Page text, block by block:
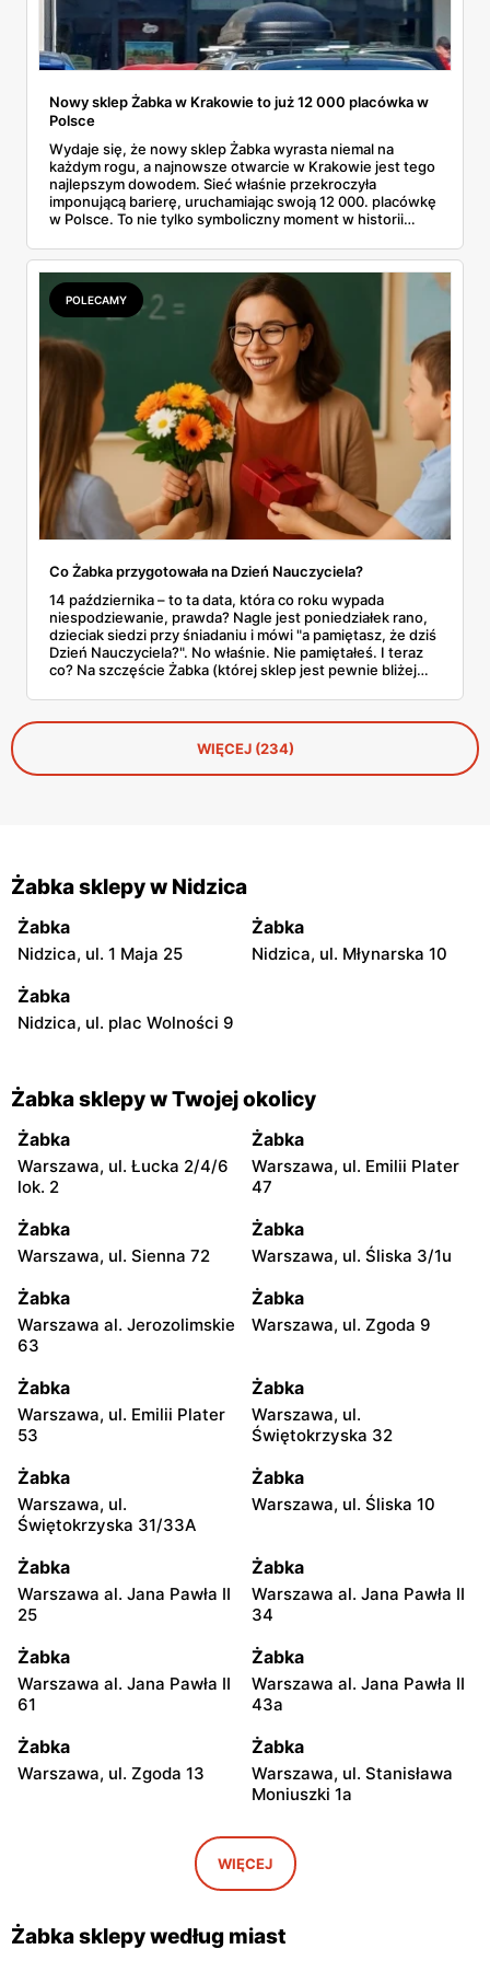
Nowy sklep Żabka w Krakowie to już 12 000 placówka w
Polsce
Wydaje się, że nowy sklep Żabka wyrasta niemal na
każdym rogu, a najnowsze otwarcie w Krakowie jest tego
najlepszym dowodem. Sieć właśnie przekroczyła
imponującą barierę, uruchamiając swoją 12 000. placówkę
w Polsce. To nie tylko symboliczny moment w historii
franczyzobiorców – Żabka przyspiesza i planuje otwierać
ponad tysiąc sklepów rocznie. Co to oznacza w praktyce
dla nas wszystkich?
POLECAMY
Co Żabka przygotowała na Dzień Nauczyciela?
14 października – to ta data, która co roku wypada
niespodziewanie, prawda? Nagle jest poniedziałek rano,
dzieciak siedzi przy śniadaniu i mówi "a pamiętasz, że dziś
Dzień Nauczyciela?". No właśnie. Nie pamiętałeś. I teraz
co? Na szczęście Żabka (której sklep jest pewnie bliżej
ofertę na tę okazję. Od Kit Kata za 7,50 zł po Ferrero za 33
złote. Sprawdzamy, co warto rzucić do koszyka, zanim
dotrze do ciebie, że znowu zapomniałeś o ważnym dniu.
WIĘCEJ (234)
Żabka sklepy w Nidzica
Żabka
Nidzica, ul. 1 Maja 25
Żabka
Nidzica, ul. Młynarska 10
Żabka
Nidzica, ul. plac Wolności 9
Żabka sklepy w Twojej okolicy
Żabka
Warszawa, ul. Łucka 2/4/6
lok. 2
Żabka
Warszawa, ul. Emilii Plater
47
Żabka
Warszawa, ul. Sienna 72
Żabka
Warszawa, ul. Śliska 3/1u
Żabka
Warszawa al. Jerozolimskie
63
Żabka
Warszawa, ul. Zgoda 9
Żabka
Warszawa, ul. Emilii Plater
53
Żabka
Warszawa, ul.
Świętokrzyska 32
Żabka
Warszawa, ul.
Świętokrzyska 31/33A
Żabka
Warszawa, ul. Śliska 10
Żabka
Warszawa al. Jana Pawła II
25
Żabka
Warszawa al. Jana Pawła II
34
Żabka
Warszawa al. Jana Pawła II
61
Żabka
Warszawa al. Jana Pawła II
43a
Żabka
Warszawa, ul. Zgoda 13
Żabka
Warszawa, ul. Stanisława
Moniuszki 1a
Świętokrzyska 0 Stacja
Żabka
Warszawa, ul. Grzybowska
5
Żabka Żabka
WIĘCEJ
Żabka sklepy według miast